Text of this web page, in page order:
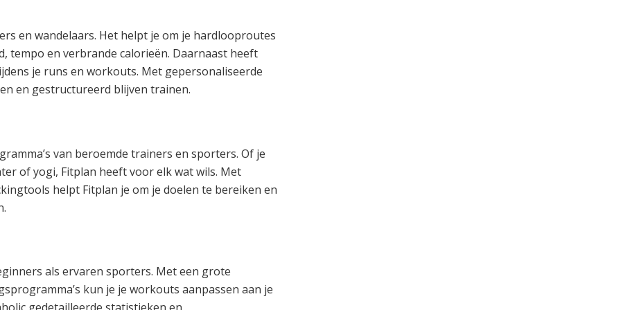
en wandelaars. Het helpt je om je hardlooproutes
tempo en verbrande calorieën. Daarnaast heeft
je runs en workouts. Met gepersonaliseerde
en gestructureerd blijven trainen.
van beroemde trainers en sporters. Of je
of yogi, Fitplan heeft voor elk wat wils. Met
helpt Fitplan je om je doelen te bereiken en
als ervaren sporters. Met een grote
kun je je workouts aanpassen aan je